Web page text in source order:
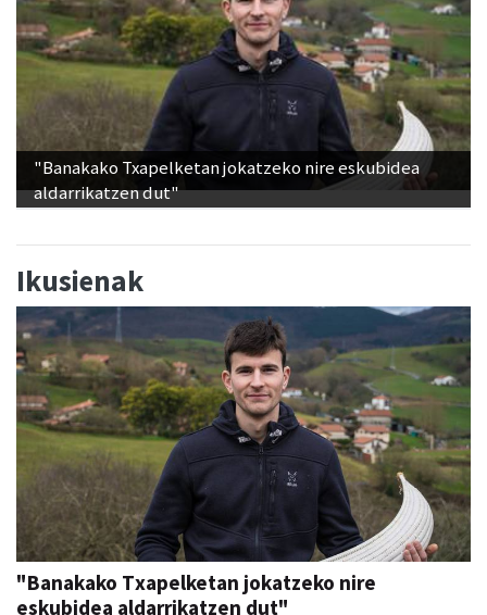
"Banakako Txapelketan jokatzeko nire eskubidea
aldarrikatzen dut"
Ikusienak
"Banakako Txapelketan jokatzeko nire
eskubidea aldarrikatzen dut"